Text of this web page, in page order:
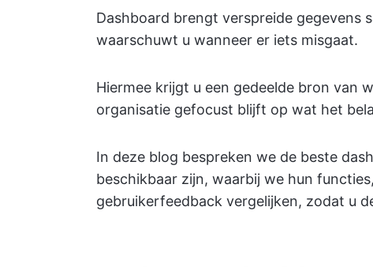
Dashboard brengt verspreide gegevens
waarschuwt u wanneer er iets misgaat.
Hiermee krijgt u een gedeelde bron van
organisatie gefocust blijft op wat het
In deze blog bespreken we de beste
beschikbaar zijn, waarbij we hun
gebruikerfeedback vergelijken, zodat u